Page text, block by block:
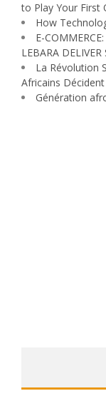
to Play Your First
How
E-
LEBARA
La Révolution
Africains
Génération